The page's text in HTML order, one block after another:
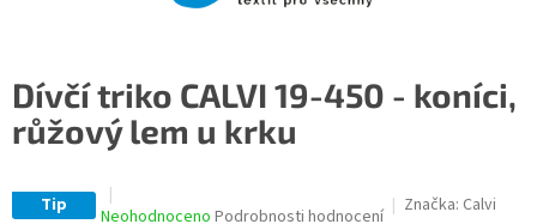
Dívčí triko CALVI 19-450 - koníci,
růžový lem u krku
Tip
Průměrné
Neohodnoceno Podrobnosti hodnocení Značka: Calvi